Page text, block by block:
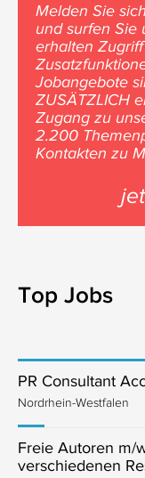
Melden Sie
und surfen Sie
erhalten
Jobangebote
ZUSÄTZLICH
Zugang zu
2.200
Kontakten zu
Top Jobs
PR Consultant
Nordrhein-Westfalen
Freie Autoren m/
verschiedenen